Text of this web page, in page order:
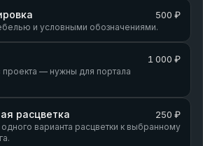
500 ₽
и условными обозначениями.
1 000 ₽
— нужны для портала
расцветка 250 ₽
варианта расцветки к выбранному